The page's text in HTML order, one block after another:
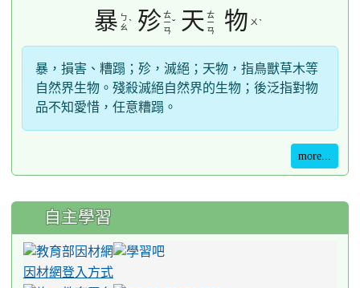
暴 ㄅ
ㄠ ˋ 殄ㄊ
ㄧ
ㄢ
ˇ 天 ㄊ
ㄧ
ㄢ
物 ㄨ ˋ
暴，損害、糟蹋；殄，滅絕；天物，指鳥獸草木等
自然界生物。殘殺滅絕自然界的生物；後泛指對物
品不知愛惜，任意糟蹋。
more...
自主學習
因材網登入方式